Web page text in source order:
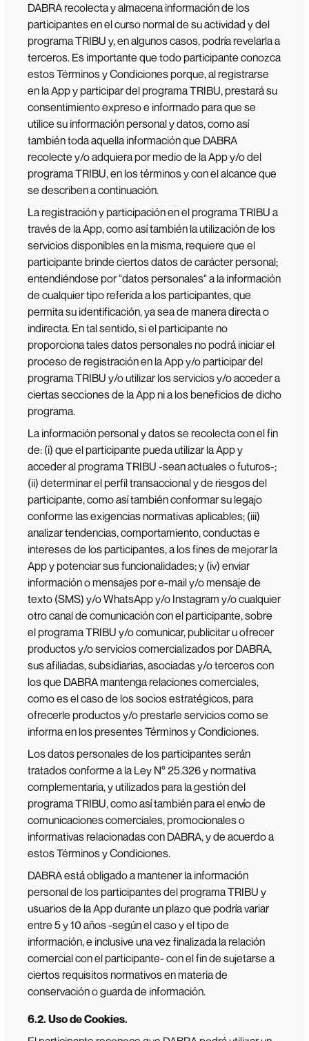
DABRA recolecta y almacena información de los
participantes en el curso normal de su actividad y del
programa TRIBU y, en algunos casos, podría revelarla a
terceros. Es importante que todo participante conozca
estos Términos y Condiciones porque, al registrarse
en la App y participar del programa TRIBU, prestará su
consentimiento expreso e informado para que se
utilice su información personal y datos, como así
también toda aquella información que DABRA
recolecte y/o adquiera por medio de la App y/o del
programa TRIBU, en los términos y con el alcance que
se describen a continuación.
La registración y participación en el programa TRIBU a
través de la App, como así también la utilización de los
servicios disponibles en la misma, requiere que el
participante brinde ciertos datos de carácter personal;
entendiéndose por "datos personales" a la información
de cualquier tipo referida a los participantes, que
permita su identificación, ya sea de manera directa o
indirecta. En tal sentido, si el participante no
proporciona tales datos personales no podrá iniciar el
proceso de registración en la App y/o participar del
programa TRIBU y/o utilizar los servicios y/o acceder a
ciertas secciones de la App ni a los beneficios de dicho
programa.
La información personal y datos se recolecta con el fin
de: (i) que el participante pueda utilizar la App y
acceder al programa TRIBU -sean actuales o futuros-;
(ii) determinar el perfil transaccional y de riesgos del
participante, como así también conformar su legajo
conforme las exigencias normativas aplicables; (iii)
analizar tendencias, comportamiento, conductas e
intereses de los participantes, a los fines de mejorar la
App y potenciar sus funcionalidades; y (iv) enviar
información o mensajes por e-mail y/o mensaje de
texto (SMS) y/o WhatsApp y/o Instagram y/o cualquier
otro canal de comunicación con el participante, sobre
el programa TRIBU y/o comunicar, publicitar u ofrecer
productos y/o servicios comercializados por DABRA,
sus afiliadas, subsidiarias, asociadas y/o terceros con
los que DABRA mantenga relaciones comerciales,
como es el caso de los socios estratégicos, para
ofrecerle productos y/o prestarle servicios como se
informa en los presentes Términos y Condiciones.
Los datos personales de los participantes serán
tratados conforme a la Ley N° 25.326 y normativa
complementaria, y utilizados para la gestión del
programa TRIBU, como así también para el envío de
comunicaciones comerciales, promocionales o
informativas relacionadas con DABRA, y de acuerdo a
estos Términos y Condiciones.
DABRA está obligado a mantener la información
personal de los participantes del programa TRIBU y
usuarios de la App durante un plazo que podría variar
entre 5 y 10 años -según el caso y el tipo de
información, e inclusive una vez finalizada la relación
comercial con el participante- con el fin de sujetarse a
ciertos requisitos normativos en materia de
conservación o guarda de información.
6.2. Uso de Cookies.